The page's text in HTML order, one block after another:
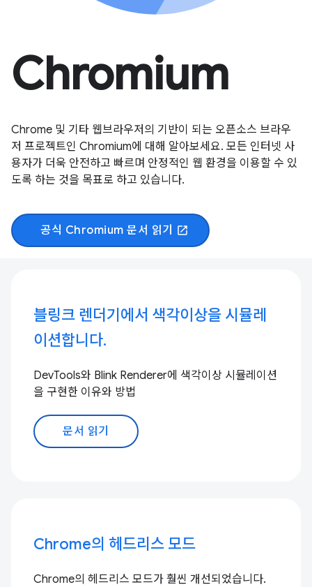
Chromium
Chrome 및 기타 웹브라우저의 기반이 되는 오픈소스 브라우
저 프로젝트인 Chromium에 대해 알아보세요. 모든 인터넷 사
용자가 더욱 안전하고 빠르며 안정적인 웹 환경을 이용할 수 있
도록 하는 것을 목표로 하고 있습니다.
공식 Chromium 문서 읽기 open_in_new
블링크 렌더기에서 색각이상을 시뮬레
이션합니다.
DevTools와 Blink Renderer에 색각이상 시뮬레이션
을 구현한 이유와 방법
문서 읽기
Chrome의 헤드리스 모드
Chrome의 헤드리스 모드가 훨씬 개선되었습니다.